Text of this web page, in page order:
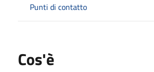
Punti di contatto
Cos'è